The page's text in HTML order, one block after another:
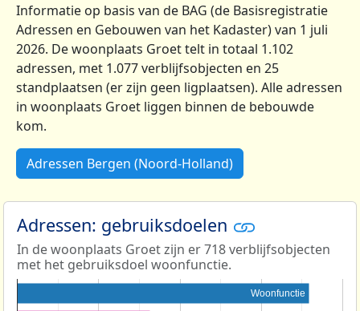
Informatie op basis van de BAG (de Basisregistratie
Adressen en Gebouwen van het Kadaster) van 1 juli
2026. De woonplaats Groet telt in totaal 1.102
adressen, met 1.077 verblijfsobjecten en 25
standplaatsen (er zijn geen ligplaatsen). Alle adressen
in woonplaats Groet liggen binnen de bebouwde
kom.
Adressen Bergen (Noord-Holland)
Adressen: gebruiksdoelen
In de woonplaats Groet zijn er 718 verblijfsobjecten
met het gebruiksdoel woonfunctie.
Woonfunctie